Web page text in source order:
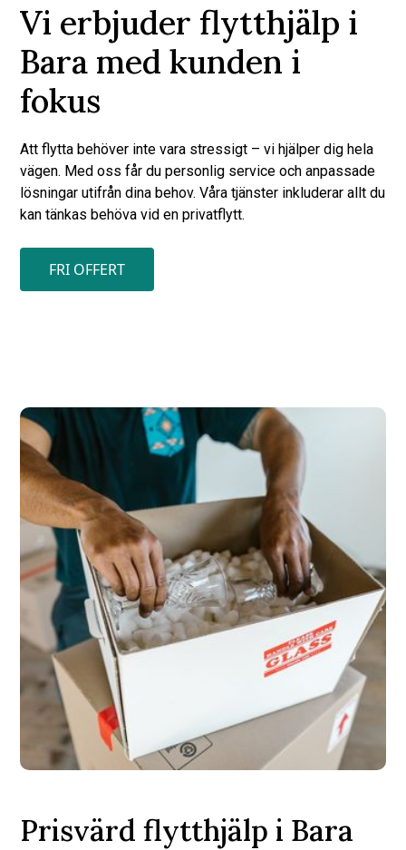
Vi erbjuder flytthjälp i
Bara med kunden i
fokus
Att flytta behöver inte vara stressigt – vi hjälper dig hela
vägen. Med oss får du personlig service och anpassade
lösningar utifrån dina behov. Våra tjänster inkluderar allt du
kan tänkas behöva vid en privatflytt.
FRI OFFERT
Prisvärd flytthjälp i Bara